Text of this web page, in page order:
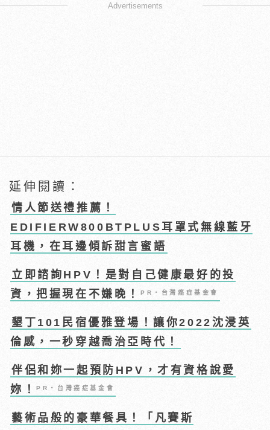
Advertisements
延伸閱讀：
情人節送禮推薦！
EDIFIERW800BTPLUS耳罩式無線藍牙
耳機，在耳邊傾訴甜言蜜語
立即諮詢HPV！是對自己健康最好的投
資，把握現在不嫌晚！PR・台灣癌症基金會
墾丁101民宿優雅登場！讓你2022沈浸英
倫感，一秒穿越喬治亞時代！
伴侶和妳一起預防HPV，才有資格說愛
妳！PR・台灣癌症基金會
藝術品般的豪華餐具！「凡賽斯